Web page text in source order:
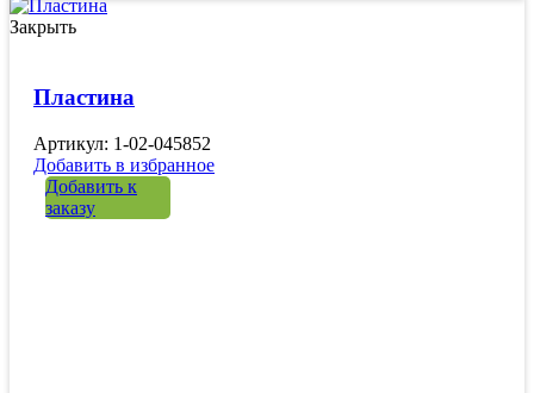
Закрыть
Пластина
Артикул: 1-02-045852
Добавить в избранное
Добавить к
заказу